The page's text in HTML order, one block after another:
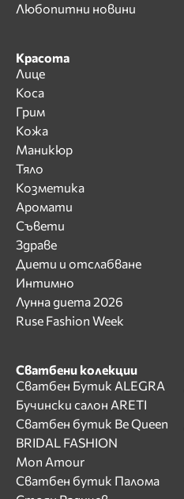
Любопитни новини
Красота
Лице
Коса
Грим
Кожа
Маникюр
Тяло
Козметика
Аромати
Съвети
Здраве
Диети и отслабване
Интимно
Лунна диета 2026
Ruse Fashion Week
Сватбени колекции
Сватбен Бутик ALEGRA
Бучински салон ARETI
Сватбен бутик Be Queen
BRIDAL FASHION
Mon Amour
Сватбен бутик Палома